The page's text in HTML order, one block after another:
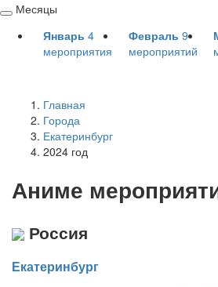
Свернуть
развернуть
Месяцы
Январь 4
мероприятия
Февраль 9
мероприятий
Главная
Города
Екатеринбург
2024 год
Аниме
Россия
Екатеринбург